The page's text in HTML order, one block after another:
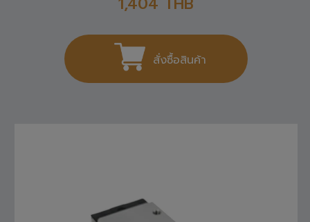
สั่งซื้อสินค้า